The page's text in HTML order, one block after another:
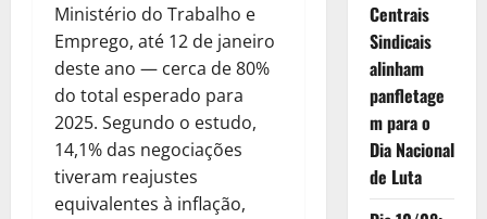
Ministério do Trabalho e
Emprego, até 12 de janeiro
deste ano — cerca de 80%
do total esperado para
2025. Segundo o estudo,
14,1% das negociações
tiveram reajustes
equivalentes à inflação,
Centrais
Sindicais
alinham
panfletage
m para o
Dia Nacional
de Luta